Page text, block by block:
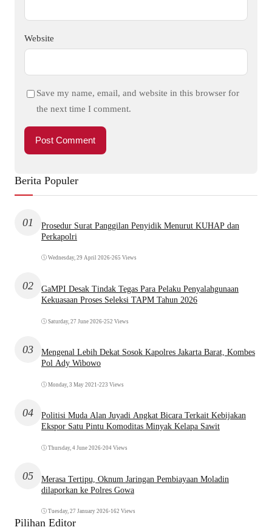
Website
Save my name, email, and website in this browser for
the next time I comment.
Berita Populer
01
Prosedur Surat Panggilan Penyidik Menurut KUHAP dan
Perkapolri
Wednesday, 29 April 2026•265 Views
02
GaMPI Desak Tindak Tegas Para Pelaku Penyalahgunaan
Kekuasaan Proses Seleksi TAPM Tahun 2026
Saturday, 27 June 2026•252 Views
03
Mengenal Lebih Dekat Sosok Kapolres Jakarta Barat, Kombes
Pol Ady Wibowo
Monday, 3 May 2021 •223 Views
04
Politisi Muda Alan Juyadi Angkat Bicara Terkait Kebijakan
Ekspor Satu Pintu Komoditas Minyak Kelapa Sawit
Thursday, 4 June 2026•204 Views
05
Merasa Tertipu, Oknum Jaringan Pembiayaan Moladin
dilaporkan ke Polres Gowa
Tuesday, 27 January 2026•162 Views
Pilihan Editor